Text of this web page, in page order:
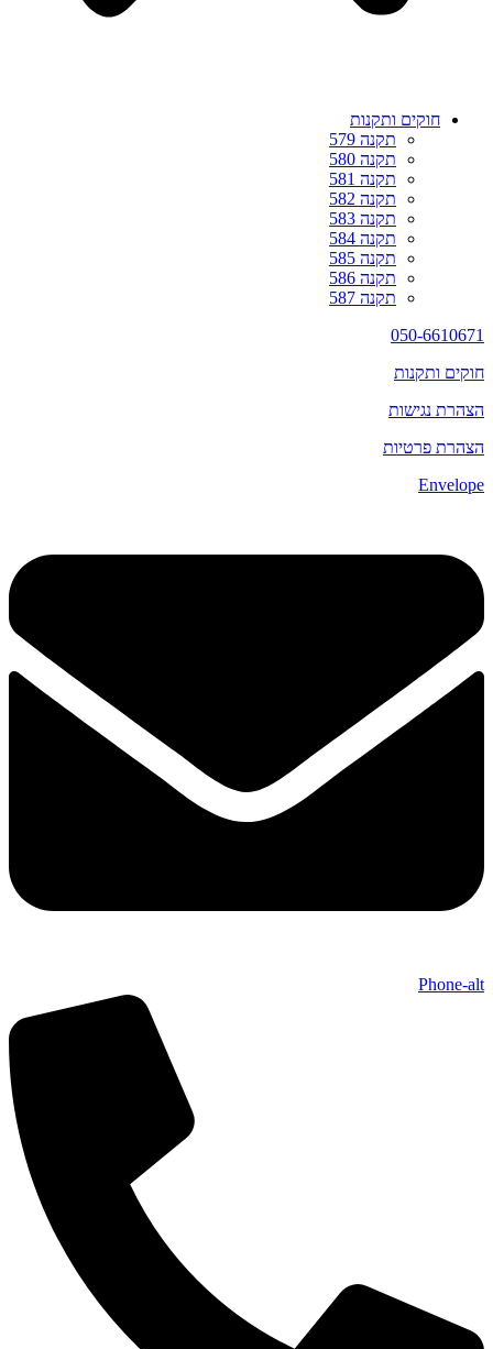
חוקים ותקנות
תקנה 579
תקנה 580
תקנה 581
תקנה 582
תקנה 583
תקנה 584
תקנה 585
תקנה 586
תקנה 587
050-6610671
חוקים ותקנות
הצהרת נגישות
הצהרת פרטיות
Envelope
Phone-alt